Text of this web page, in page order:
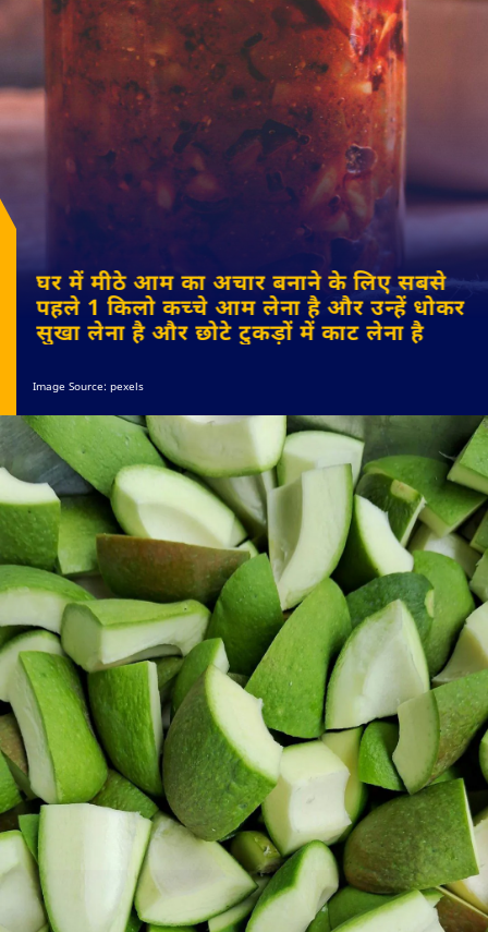
घर में मीठे आम का अचार बनाने के लिए सबसे
पहले 1 किलो कच्चे आम लेना है और उन्हें धोकर
सुखा लेना है और छोटे टुकड़ों में काट लेना है
Image Source: pexels